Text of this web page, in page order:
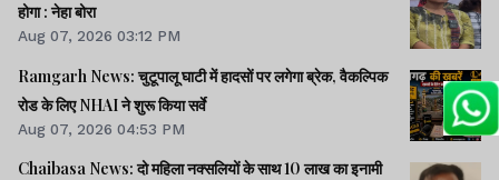
होगा : नेहा बोरा
Aug 07, 2026 03:12 PM
Ramgarh News: चुटूपालू घाटी में हादसों पर लगेगा ब्रेक, वैकल्पिक
रोड के लिए NHAI ने शुरू किया सर्वे
Aug 07, 2026 04:53 PM
Chaibasa News: दो महिला नक्सलियों के साथ 10 लाख का इनामी